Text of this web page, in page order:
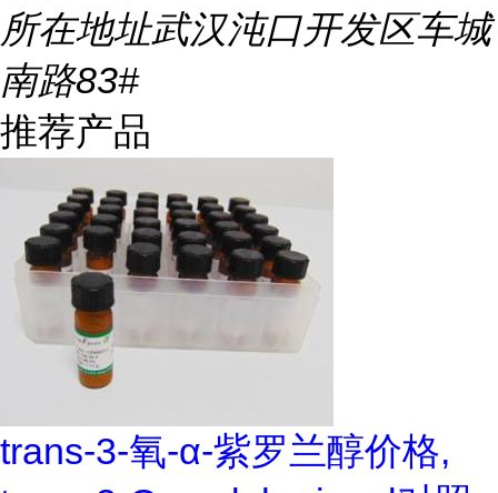
所在地址武汉沌口开发区车城
南路83#
推荐产品
trans-3-氧-α-紫罗兰醇价格,